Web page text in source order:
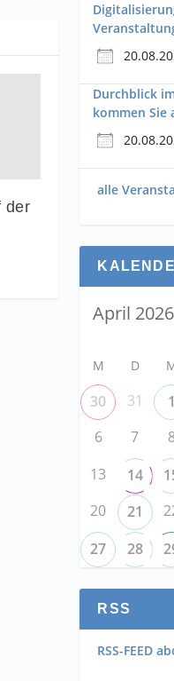
der
Durchblick
kommen Sie
alle
M D
30 31 1
6
7
13
14
20
21
27
28
RSS
RSS-FEED